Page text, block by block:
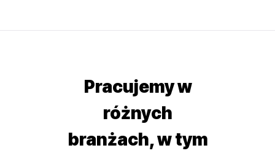
Pracujemy w
różnych
branżach, w tym